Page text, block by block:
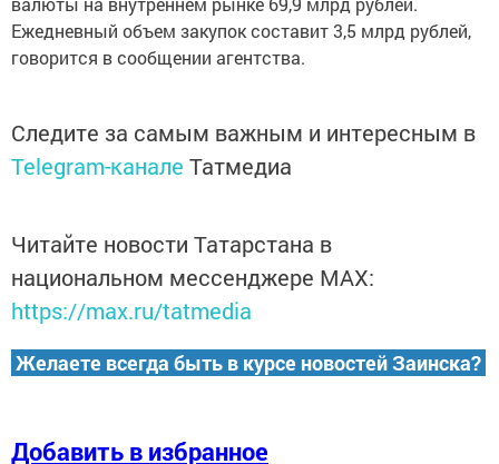
Ежедневный объем закупок составит 3,5 млрд рублей,
говорится в сообщении агентства.
Следите за самым важным и интересным в
Telegram-канале Татмедиа
Читайте новости Татарстана в
национальном мессенджере MАХ:
https://max.ru/tatmedia
Желаете всегда быть в курсе новостей Заинска?
Добавить в избранное